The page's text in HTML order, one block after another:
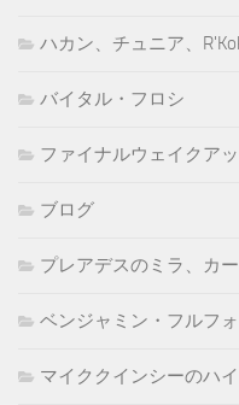
ハカン、チュニア、
バイタル・フロシ
ファイナルウェイクア
ブログ
プレアデスのミラ、カ
ベンジャミン・フルフ
マイククインシーのハ